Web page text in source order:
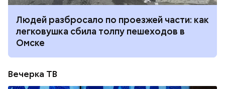
Людей разбросало по проезжей части: как
легковушка сбила толпу пешеходов в
Омске
Вечерка ТВ